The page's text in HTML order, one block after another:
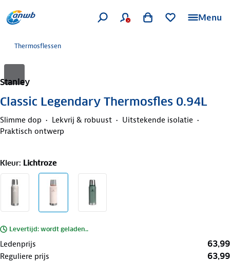
Menu
Thermosflessen
Stanley
Classic Legendary Thermosfles 0.94L
Slimme dop Lekvrij & robuust
Uitstekende isolatie
Praktisch ontwerp
Kleur: Lichtroze
Levertijd: wordt geladen..
Ledenprijs 63,99
Reguliere prijs 63,99